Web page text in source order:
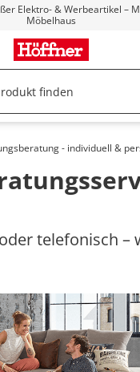
Elektro- & Werbeartikel –
Möbelhaus
- individuell &
telefonisch –